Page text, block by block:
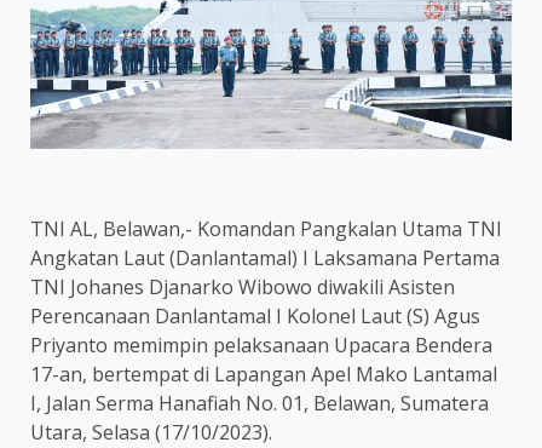
TNI AL, Belawan,- Komandan Pangkalan Utama TNI
Angkatan Laut (Danlantamal) I Laksamana Pertama
TNI Johanes Djanarko Wibowo diwakili Asisten
Perencanaan Danlantamal I Kolonel Laut (S) Agus
Priyanto memimpin pelaksanaan Upacara Bendera
17-an, bertempat di Lapangan Apel Mako Lantamal
I, Jalan Serma Hanafiah No. 01, Belawan, Sumatera
Utara, Selasa (17/10/2023).